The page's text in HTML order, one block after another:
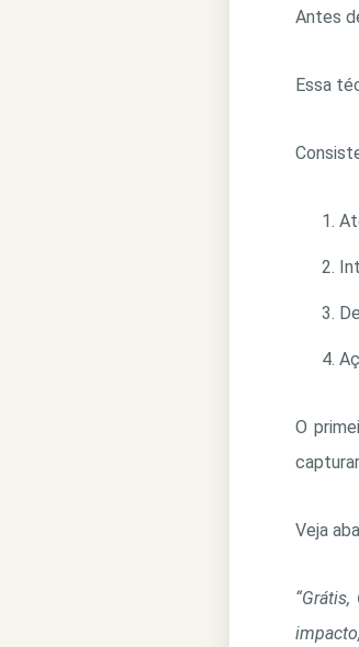
Antes
Essa
O
Veja